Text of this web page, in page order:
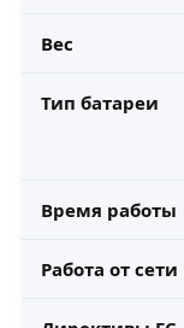
Вес
Тип батареи
Время работы
Работа от сети